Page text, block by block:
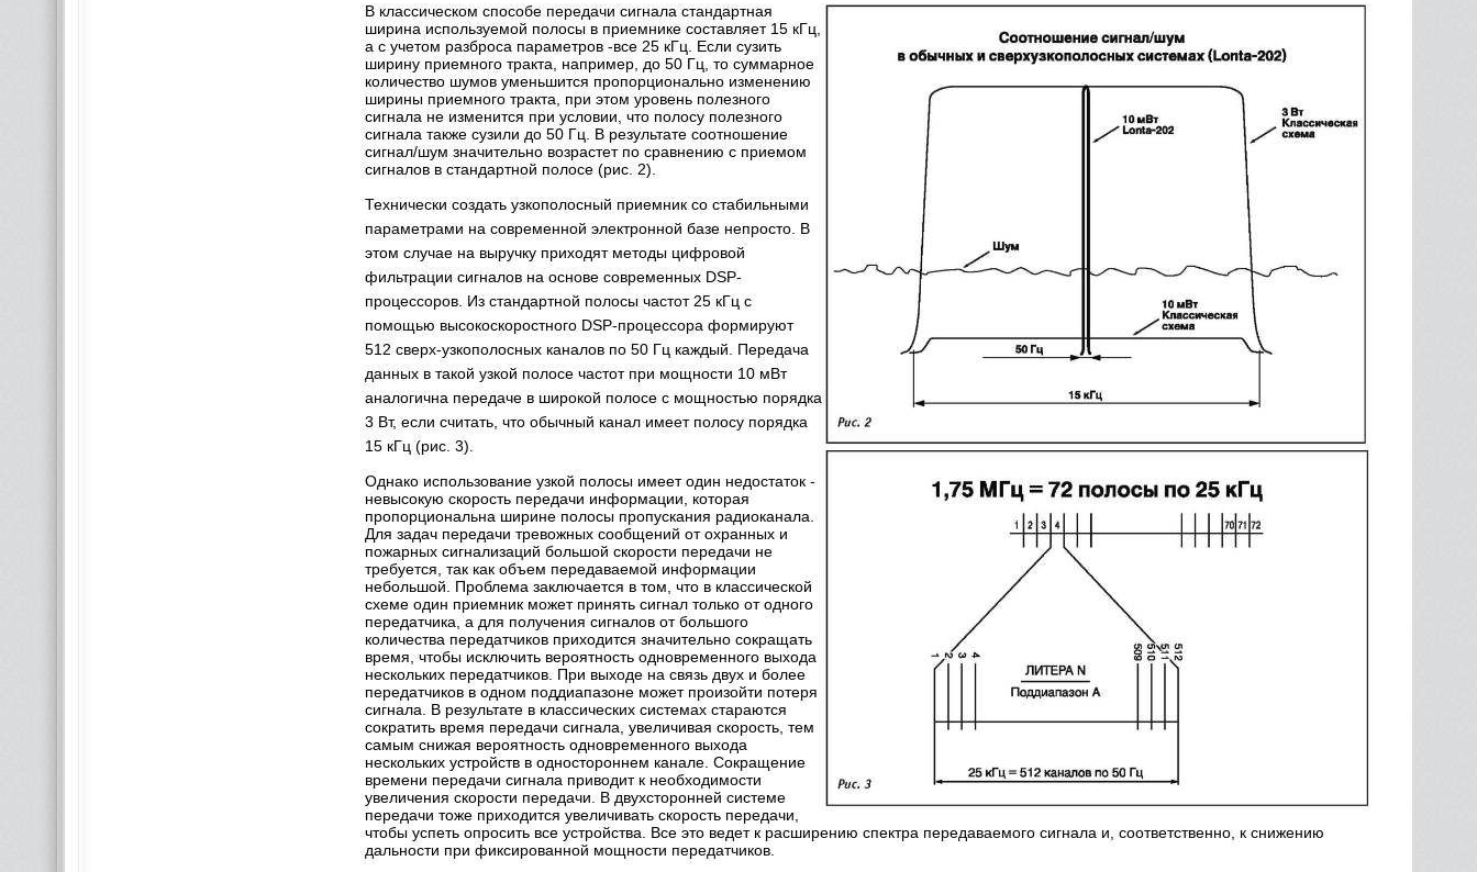
В классическом способе передачи сигнала стандартная
ширина используемой полосы в приемнике составляет 15 кГц,
а с учетом разброса параметров -все 25 кГц. Если сузить
ширину приемного тракта, например, до 50 Гц, то суммарное
количество шумов уменьшится пропорционально изменению
ширины приемного тракта, при этом уровень полезного
сигнала не изменится при условии, что полосу полезного
сигнала также сузили до 50 Гц. В результате соотношение
сигнал/шум значительно возрастет по сравнению с приемом
сигналов в стандартной полосе (рис. 2).
Технически создать узкополосный приемник со стабильными
параметрами на современной электронной базе непросто. В
этом случае на выручку приходят методы цифровой
фильтрации сигналов на основе современных DSP-
процессоров. Из стандартной полосы частот 25 кГц с
помощью высокоскоростного DSP-процессора формируют
512 сверх-узкополосных каналов по 50 Гц каждый. Передача
данных в такой узкой полосе частот при мощности 10 мВт
аналогична передаче в широкой полосе с мощностью порядка
3 Вт, если считать, что обычный канал имеет полосу порядка
15 кГц (рис. 3).
Однако использование узкой полосы имеет один недостаток -
невысокую скорость передачи информации, которая
пропорциональна ширине полосы пропускания радиоканала.
Для задач передачи тревожных сообщений от охранных и
пожарных сигнализаций большой скорости передачи не
требуется, так как объем передаваемой информации
небольшой. Проблема заключается в том, что в классической
схеме один приемник может принять сигнал только от одного
передатчика, а для получения сигналов от большого
количества передатчиков приходится значительно сокращать
время, чтобы исключить вероятность одновременного выхода
нескольких передатчиков. При выходе на связь двух и более
передатчиков в одном поддиапазоне может произойти потеря
сигнала. В результате в классических системах стараются
сократить время передачи сигнала, увеличивая скорость, тем
самым снижая вероятность одновременного выхода
нескольких устройств в одностороннем канале. Сокращение
времени передачи сигнала приводит к необходимости
увеличения скорости передачи. В двухсторонней системе
передачи тоже приходится увеличивать скорость передачи,
чтобы успеть опросить все устройства. Все это ведет к расширению спектра передаваемого сигнала и, соответственно, к снижению
дальности при фиксированной мощности передатчиков.